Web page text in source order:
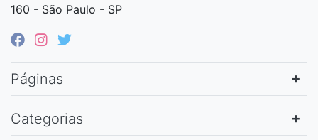
160 - São Paulo - SP
Páginas
Categorias